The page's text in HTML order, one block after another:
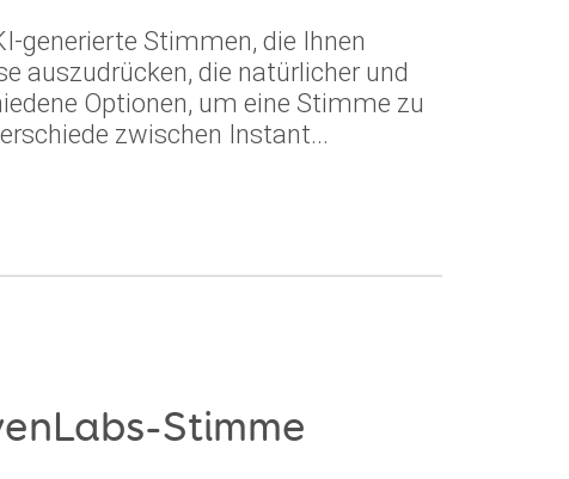
generierte Stimmen, die Ihnen
auszudrücken, die natürlicher und
Optionen, um eine Stimme zu
zwischen Instant...
Stimme